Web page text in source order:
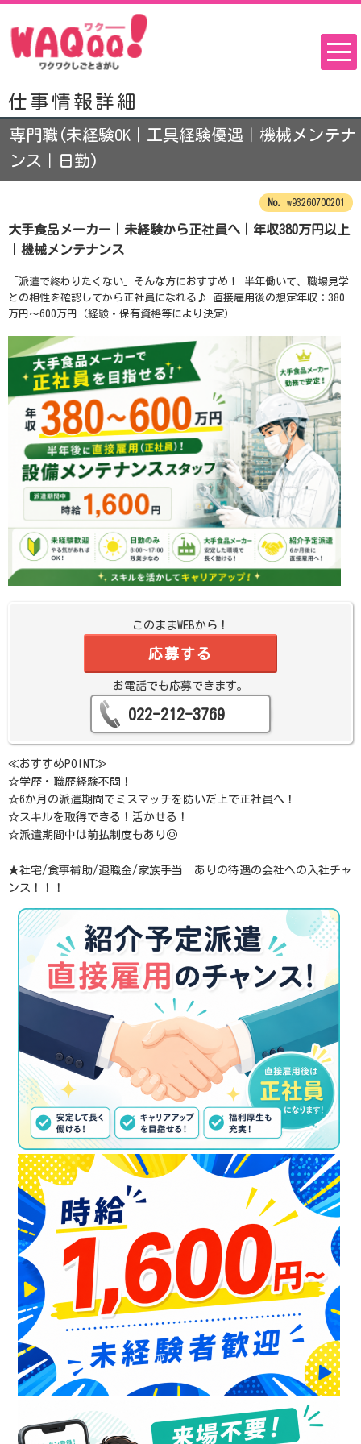
仕事情報詳細
専門職(未経験OK｜工具経験優遇｜機械メンテナ
ンス｜日勤)
w93260700201
大手食品メーカー｜未経験から正社員へ｜年収380万円以上
｜機械メンテナンス
「派遣で終わりたくない」そんな方におすすめ！ 半年働いて、職場見学
との相性を確認してから正社員になれる♪ 直接雇用後の想定年収：380
万円～600万円（経験・保有資格等により決定）
このままWEBから！
応募する
お電話でも応募できます。
022-212-3769
≪おすすめPOINT≫
☆学歴・職歴経験不問！
☆6か月の派遣期間でミスマッチを防いだ上で正社員へ！
☆スキルを取得できる！活かせる！
☆派遣期間中は前払制度もあり◎
★社宅/食事補助/退職金/家族手当 ありの待遇の会社への入社チャ
ンス！！！